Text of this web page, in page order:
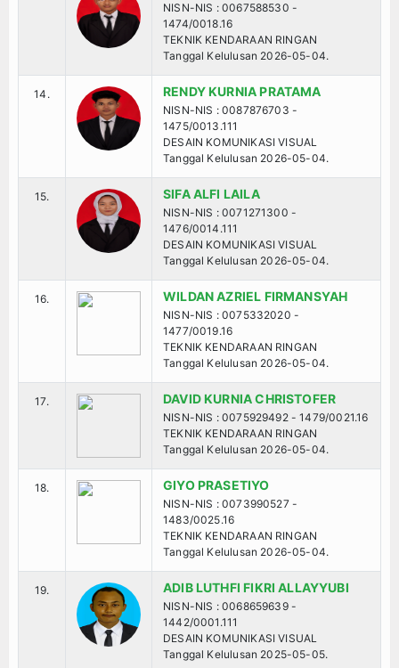
Kalender Pendidikan
Alumni
Koleksi Video
Foto Kegiatan
Agenda
NISN-NIS : 0067588530 -
1474/0018.16
TEKNIK KENDARAAN RINGAN
Tanggal Kelulusan 2026-05-04.
14. RENDY KURNIA PRATAMA
NISN-NIS : 0087876703 -
1475/0013.111
DESAIN KOMUNIKASI VISUAL
Tanggal Kelulusan 2026-05-04.
15. SIFA ALFI LAILA
NISN-NIS : 0071271300 -
1476/0014.111
DESAIN KOMUNIKASI VISUAL
Tanggal Kelulusan 2026-05-04.
16. WILDAN AZRIEL FIRMANSYAH
NISN-NIS : 0075332020 -
1477/0019.16
TEKNIK KENDARAAN RINGAN
Tanggal Kelulusan 2026-05-04.
17. DAVID KURNIA CHRISTOFER
NISN-NIS : 0075929492 - 1479/0021.16
TEKNIK KENDARAAN RINGAN
Tanggal Kelulusan 2026-05-04.
18. GIYO PRASETIYO
NISN-NIS : 0073990527 -
1483/0025.16
TEKNIK KENDARAAN RINGAN
Tanggal Kelulusan 2026-05-04.
19. ADIB LUTHFI FIKRI ALLAYYUBI
NISN-NIS : 0068659639 -
1442/0001.111
DESAIN KOMUNIKASI VISUAL
Tanggal Kelulusan 2025-05-05.